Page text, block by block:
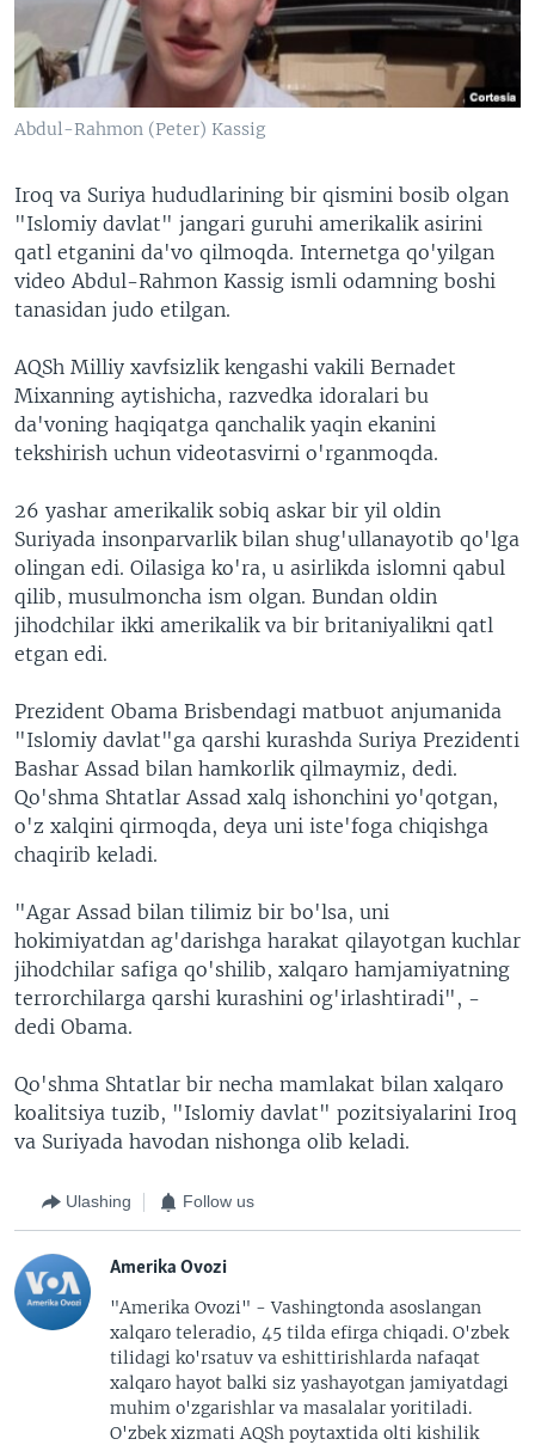
XABARLAR SURATLARDA
ODNOKLASSNIKI
TELEGRAM
TWITTER
Abdul-Rahmon (Peter) Kassig
Iroq va Suriya hududlarining bir qismini bosib olgan
"Islomiy davlat" jangari guruhi amerikalik asirini
qatl etganini da'vo qilmoqda. Internetga qo'yilgan
video Abdul-Rahmon Kassig ismli odamning boshi
tanasidan judo etilgan.
AQSh Milliy xavfsizlik kengashi vakili Bernadet
Mixanning aytishicha, razvedka idoralari bu
da'voning haqiqatga qanchalik yaqin ekanini
tekshirish uchun videotasvirni o'rganmoqda.
26 yashar amerikalik sobiq askar bir yil oldin
Suriyada insonparvarlik bilan shug'ullanayotib qo'lga
olingan edi. Oilasiga ko'ra, u asirlikda islomni qabul
qilib, musulmoncha ism olgan. Bundan oldin
jihodchilar ikki amerikalik va bir britaniyalikni qatl
etgan edi.
Prezident Obama Brisbendagi matbuot anjumanida
"Islomiy davlat"ga qarshi kurashda Suriya Prezidenti
Bashar Assad bilan hamkorlik qilmaymiz, dedi.
Qo'shma Shtatlar Assad xalq ishonchini yo'qotgan,
o'z xalqini qirmoqda, deya uni iste'foga chiqishga
chaqirib keladi.
"Agar Assad bilan tilimiz bir bo'lsa, uni
hokimiyatdan ag'darishga harakat qilayotgan kuchlar
jihodchilar safiga qo'shilib, xalqaro hamjamiyatning
terrorchilarga qarshi kurashini og'irlashtiradi", -
dedi Obama.
Qo'shma Shtatlar bir necha mamlakat bilan xalqaro
koalitsiya tuzib, "Islomiy davlat" pozitsiyalarini Iroq
va Suriyada havodan nishonga olib keladi.
Ulashing Follow us
Amerika Ovozi
"Amerika Ovozi" - Vashingtonda asoslangan
xalqaro teleradio, 45 tilda efirga chiqadi. O'zbek
tilidagi ko'rsatuv va eshittirishlarda nafaqat
xalqaro hayot balki siz yashayotgan jamiyatdagi
muhim o'zgarishlar va masalalar yoritiladi.
O'zbek xizmati AQSh poytaxtida olti kishilik